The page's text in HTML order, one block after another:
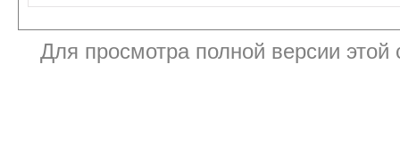
Для просмотра полной версии